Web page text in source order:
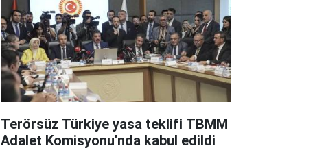
Terörsüz Türkiye yasa teklifi TBMM
Adalet Komisyonu'nda kabul edildi